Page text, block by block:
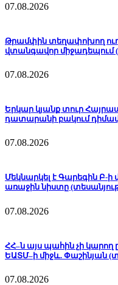
07.08.2026
Թրամփին տեղափոխող
վտանգավոր միջադեպում
07.08.2026
Երկար կյանք տուր
դատարանի բակում
07.08.2026
Մեկնարկել է Գարեգին Բ-
առաջին նիստը
07.08.2026
ՀՀ–ն այս պահին չի կարող
ԵԱՏՄ–ի միջև. Փաշինյան
07.08.2026